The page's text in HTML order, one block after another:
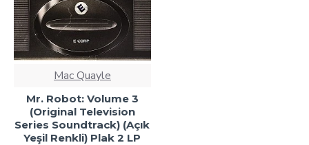
Mac Quayle
Mr. Robot: Volume 3
(Original Television
Series Soundtrack) (Açık
Yeşil Renkli) Plak 2 LP